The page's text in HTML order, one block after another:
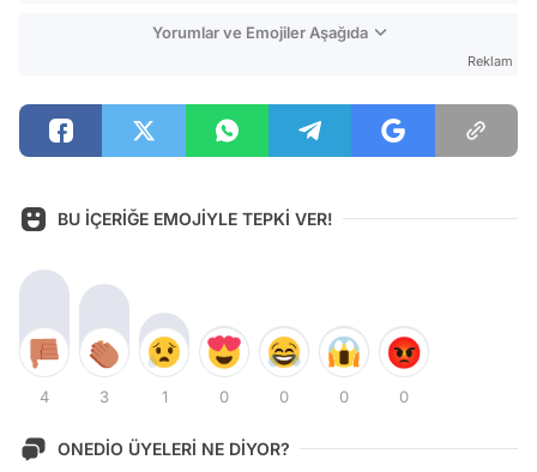
Yorumlar ve Emojiler Aşağıda
Reklam
BU İÇERİĞE EMOJİYLE TEPKİ VER!
4 3 1 0 0 0 0
ONEDİO ÜYELERİ NE DİYOR?